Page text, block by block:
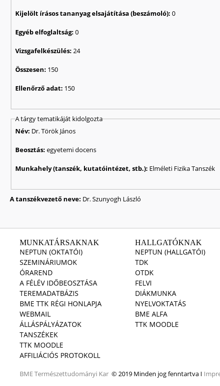
Kijelölt írásos tananyag elsajátítása (beszámoló):0
Egyéb elfoglaltság:0
Vizsgafelkészülés:24
Összesen: 150
Ellenőrző adat: 150
A tárgy tematikáját kidolgozta
Név: Dr. Török János
Beosztás:egyetemi docens
Munkahely (tanszék, kutatóintézet, stb.): Elméleti Fizika Tanszék
A tanszékvezető neve: Dr. Szunyogh László
MUNKATÁRSAKNAK
NEPTUN (OKTATÓI)
SZEMINÁRIUMOK
ÓRAREND
A FÉLÉV IDŐBEOSZTÁSA
TEREMADATBÁZIS
BME TTK RÉGI HONLAPJA
WEBMAIL
ÁLLÁSPÁLYÁZATOK
TANSZÉKEK
TTK MOODLE
AFFILIÁCIÓS PROTOKOLL
BMETermészettudományi Kar © 2019 Minden jog fenntartva I
HALLGATÓKNAK
NEPTUN (HALLGATÓI)
TDK
OTDK
FELVI
DIÁKMUNKA
NYELVOKTATÁS
BME ALFA
TTK MOODLE